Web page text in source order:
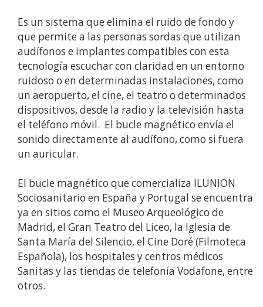
Es un sistema que elimina el ruido de fondo y
que permite a las personas sordas que utilizan
audífonos e implantes compatibles con esta
tecnología escuchar con claridad en un entorno
ruidoso o en determinadas instalaciones, como
un aeropuerto, el cine, el teatro o determinados
dispositivos, desde la radio y la televisión hasta
el teléfono móvil. El bucle magnético envía el
sonido directamente al audífono, como si fuera
un auricular.
El bucle magnético que comercializa ILUNION
Sociosanitario en España y Portugal se encuentra
ya en sitios como el Museo Arqueológico de
Madrid, el Gran Teatro del Liceo, la Iglesia de
Santa María del Silencio, el Cine Doré (Filmoteca
Española), los hospitales y centros médicos
Sanitas y las tiendas de telefonía Vodafone, entre
otros.